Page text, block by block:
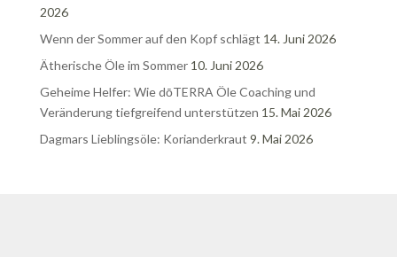
2026
Wenn der Sommer auf den Kopf schlägt 14. Juni 2026
Ätherische Öle im Sommer 10. Juni 2026
Geheime Helfer: Wie dōTERRA Öle Coaching und
Veränderung tiefgreifend unterstützen 15. Mai 2026
Dagmars Lieblingsöle: Korianderkraut 9. Mai 2026